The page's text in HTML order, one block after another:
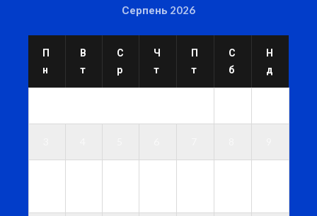
Серпень 2026
П
н
В
т
С
р
Ч
т
П
т
С
б
Н
д